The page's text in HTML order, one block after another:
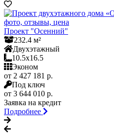
Проект "Осенний"
232.4 м²
Двухэтажный
10.5x16.5
Эконом
от 2 427 181 р.
Под ключ
от 3 644 010 р.
Заявка на кредит
Подробнее